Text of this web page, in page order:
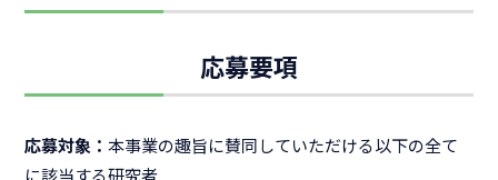
応募要項
応募対象：本事業の趣旨に賛同していただける以下の全て
に該当する研究者